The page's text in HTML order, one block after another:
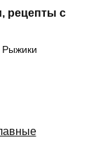
рецепты с
Рыжики